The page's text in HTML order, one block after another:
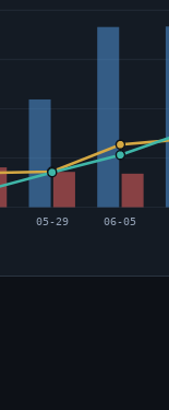
05-29 06-05